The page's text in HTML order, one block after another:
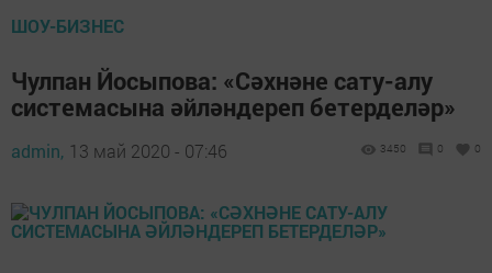
ШОУ-БИЗНЕС
Чулпан Йосыпова: «Сәхнәне сату-алу
системасына әйләндереп бетерделәр»
admin, 13 май 2020 - 07:46 3450 0 0